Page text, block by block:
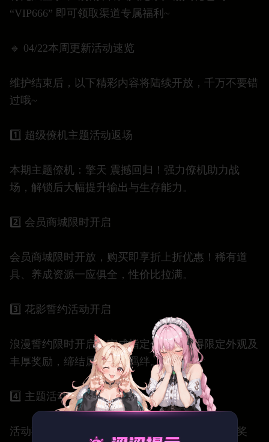
“VIP666” 即可领取渠道专属福利~
🔹 04/22本周更新活动速览
维护结束后，以下精彩内容将陆续开放，千万不要错
过哦~
1️⃣ 超级僚机主题活动返场
本期主题僚机：擎天 震撼回归！强力僚机助力战
场，解锁后大幅提升输出与生存能力。
2️⃣ 会员商城限时开启
会员商城限时开放，购买即享折上折优惠！稀有道
具、养成资源一应俱全，性价比拉满。
3️⃣ 花影誓约活动开启
浪漫誓约限时开启，完成指定任务可获得限定外观及
丰厚奖励，缔结属于你的羁绊。
4️⃣ 主题活动：累计消费
活动期间累计消费达到指定额度，即可领取阶段奖